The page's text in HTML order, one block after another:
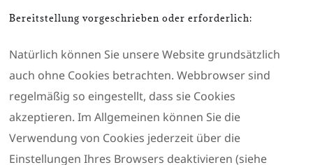
Bereitstellung vorgeschrieben oder erforderlich:
Natürlich können Sie unsere Website grundsätzlich
auch ohne Cookies betrachten. Webbrowser sind
regelmäßig so eingestellt, dass sie Cookies
akzeptieren. Im Allgemeinen können Sie die
Verwendung von Cookies jederzeit über die
Einstellungen Ihres Browsers deaktivieren (siehe